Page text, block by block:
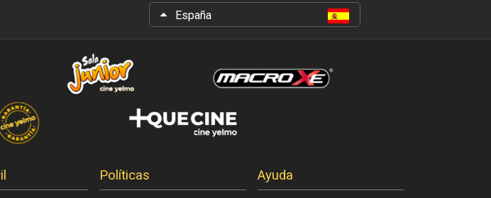
España
Políticas Ayuda